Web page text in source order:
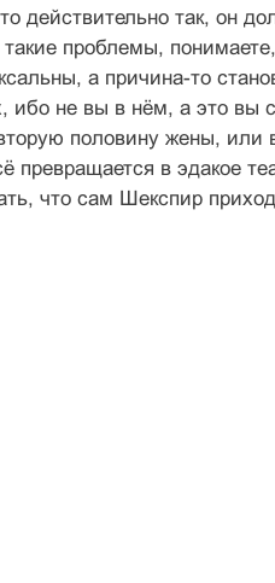
действительно так, он
проблемы,
а причина-то
ибо не вы в нём, а это
половину жены, или
в эдакое
что сам Шекспир